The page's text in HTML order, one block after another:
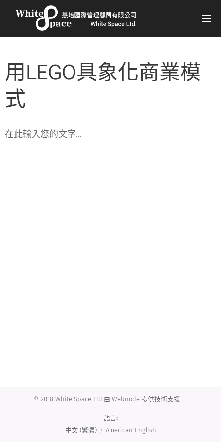
用LEGO具象化商業模
式
在此輸入您的文字…
© 2018 White Space Ltd.由 Webnode 提供技術支援 .
語言
中文 (繁體)
American English